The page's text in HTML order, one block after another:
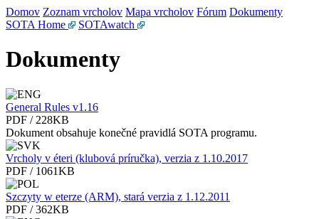
Domov Zoznam vrcholov Mapa vrcholov Fórum Dokumenty
SOTA Home
SOTAwatch
Dokumenty
General Rules v1.16
PDF / 228KB
Dokument obsahuje konečné pravidlá SOTA programu.
Vrcholy v éteri (klubová príručka), verzia z 1.10.2017
PDF / 1061KB
Szczyty w eterze (ARM), stará verzia z 1.12.2011
PDF / 362KB